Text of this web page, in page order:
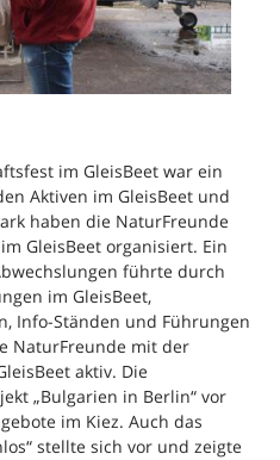
im GleisBeet war ein
Aktiven im GleisBeet und
haben die NaturFreunde
GleisBeet organisiert. Ein
führte durch
im GleisBeet,
Info-Ständen und Führungen
NaturFreunde mit der
aktiv. Die
„Bulgarien in Berlin“ vor
im Kiez. Auch das
stellte sich vor und zeigte